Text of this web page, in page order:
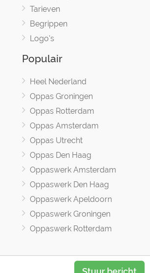
Tarieven
Begrippen
Logo's
Populair
Heel Nederland
Oppas Groningen
Oppas Rotterdam
Oppas Amsterdam
Oppas Utrecht
Oppas Den Haag
Oppaswerk Amsterdam
Oppaswerk Den Haag
Oppaswerk Apeldoorn
Oppaswerk Groningen
Oppaswerk Rotterdam